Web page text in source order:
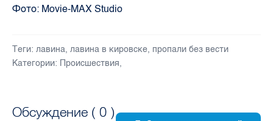
Фото: Movie-MAX Studio
Теги: лавина, лавина в кировске, пропали без вести
Категории: Происшествия,
Обсуждение ( 0 )